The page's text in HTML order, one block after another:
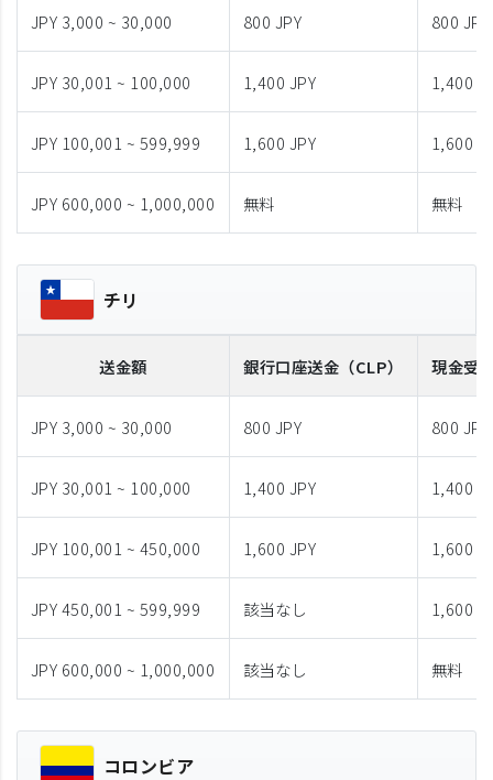
JPY 3,000 ~ 30,000 800 JPY 800 JPY
JPY 30,001 ~ 100,000 1,400 JPY 1,400
JPY 100,001 ~ 599,999 1,600 JPY 1,600
JPY 600,000 ~ 1,000,000 無料 無料
チリ
送金額 銀行口座送金 （CLP） 現金受
JPY 3,000 ~ 30,000 800 JPY 800 JPY
JPY 30,001 ~ 100,000 1,400 JPY 1,400
JPY 100,001 ~ 450,000 1,600 JPY 1,600
JPY 450,001 ~ 599,999 該当なし 1,600
JPY 600,000 ~ 1,000,000 該当なし 無料
コロンビア